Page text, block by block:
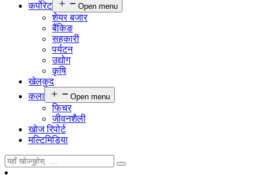
कर्पाेरेट
Open menu
शेयर बजार
बैंकिङ
सहकारी
पर्यटन
उद्योग
कृषि
खेलकुद
कला
Open menu
फिचर
जीवनशैली
खोज रिपोर्ट
मल्टिमिडिया